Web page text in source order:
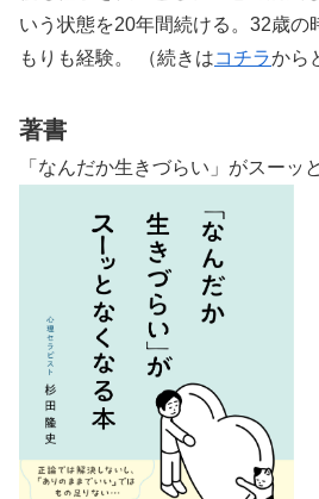
いう状態を20年間続ける。32歳の
もりも経験。 （続きはコチラから
著書
「なんだか生きづらい」がスーッ